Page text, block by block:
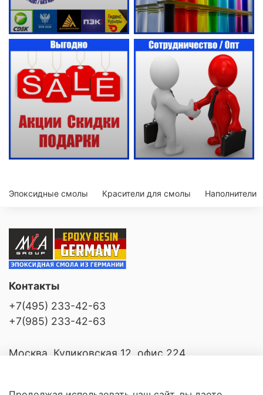
Эпоксидные смолы Красители для смолы Наполнители
Контакты
+7(495) 233-42-63
+7(985) 233-42-63
Москва, Куликовская 12, офис 224